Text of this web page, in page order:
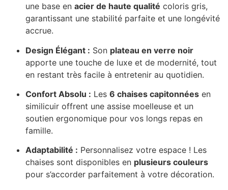
une base en acier de haute qualité coloris gris,
garantissant une stabilité parfaite et une longévité
accrue.
Design Élégant : Son plateau en verre noir
apporte une touche de luxe et de modernité, tout
en restant très facile à entretenir au quotidien.
Confort Absolu : Les 6 chaises capitonnées en
similicuir offrent une assise moelleuse et un
soutien ergonomique pour vos longs repas en
famille.
Adaptabilité : Personnalisez votre espace ! Les
chaises sont disponibles en plusieurs couleurs
pour s’accorder parfaitement à votre décoration.